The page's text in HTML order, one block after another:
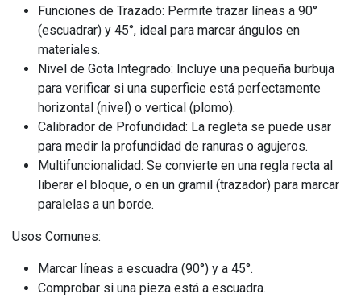
Funciones de Trazado: Permite trazar líneas a 90°
(escuadrar) y 45°, ideal para marcar ángulos en
materiales.
Nivel de Gota Integrado: Incluye una pequeña burbuja
para verificar si una superficie está perfectamente
horizontal (nivel) o vertical (plomo).
Calibrador de Profundidad: La regleta se puede usar
para medir la profundidad de ranuras o agujeros.
Multifuncionalidad: Se convierte en una regla recta al
liberar el bloque, o en un gramil (trazador) para marcar
paralelas a un borde.
Usos Comunes:
Marcar líneas a escuadra (90°) y a 45°.
Comprobar si una pieza está a escuadra.